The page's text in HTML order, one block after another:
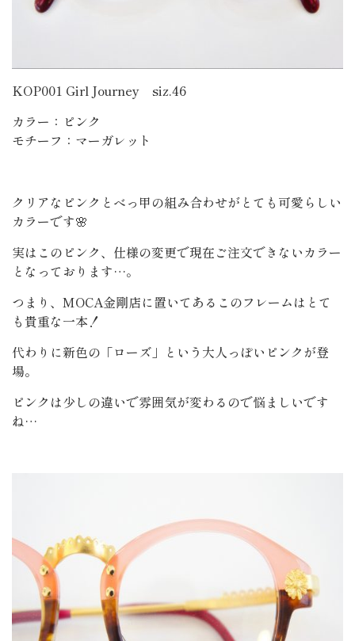
KOP001 Girl Journey siz.46
カラー：ピンク
モチーフ：マーガレット
クリアなピンクとべっ甲の組み合わせがとても可愛らしい
カラーです🌸
実はこのピンク、仕様の変更で現在ご注文できないカラー
となっております…。
つまり、MOCA金剛店に置いてあるこのフレームはとて
も貴重な一本！
代わりに新色の「ローズ」という大人っぽいピンクが登
場。
ピンクは少しの違いで雰囲気が変わるので悩ましいです
ね…